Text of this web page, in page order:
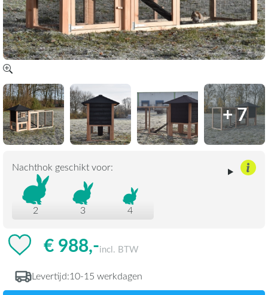
+ 7
Nachthok geschikt voor:
2 3 4
€ 988,-incl. BTW
Levertijd:10-15 werkdagen